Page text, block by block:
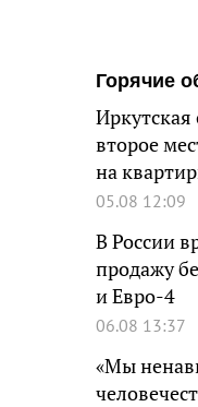
Горячие
Иркутская
второе
на
05.08 12:09
В России
продажу
и Евро-4
06.08 13:37
«Мы